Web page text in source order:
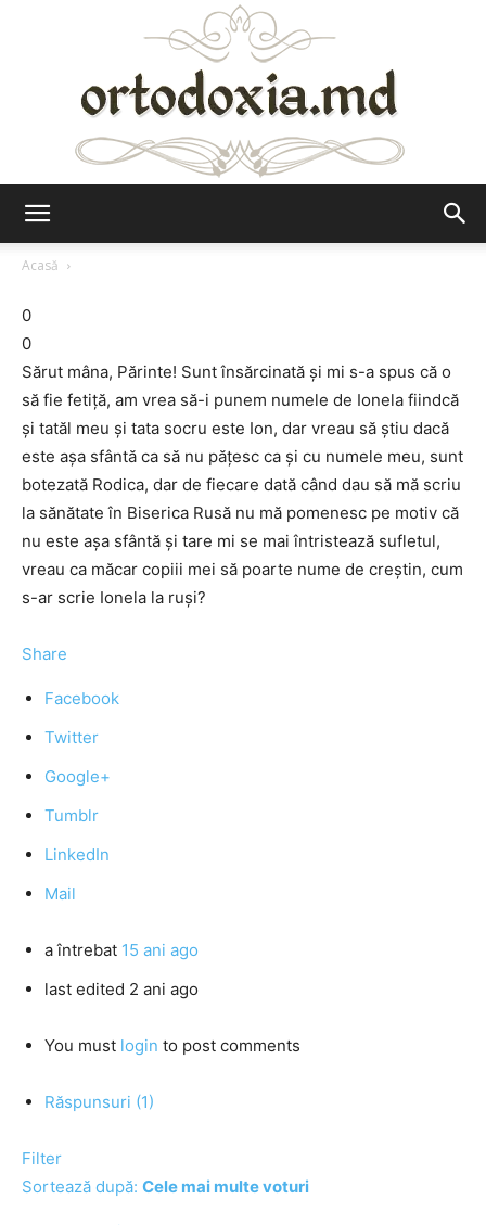
Acasă
0
0
Sărut mâna, Părinte! Sunt însărcinată şi mi s-a spus că o
să fie fetiţă, am vrea să-i punem numele de Ionela fiindcă
şi tatăl meu şi tata socru este Ion, dar vreau să ştiu dacă
este aşa sfântă ca să nu păţesc ca şi cu numele meu, sunt
botezată Rodica, dar de fiecare dată când dau să mă scriu
la sănătate în Biserica Rusă nu mă pomenesc pe motiv că
nu este aşa sfântă şi tare mi se mai întristează sufletul,
vreau ca măcar copiii mei să poarte nume de creştin, cum
s-ar scrie Ionela la ruşi?
Share
Facebook
Twitter
Google+
Tumblr
LinkedIn
Mail
a întrebat 15 ani ago
last edited 2 ani ago
You must login to post comments
Răspunsuri (1)
Filter
Sortează după: Cele mai multe voturi